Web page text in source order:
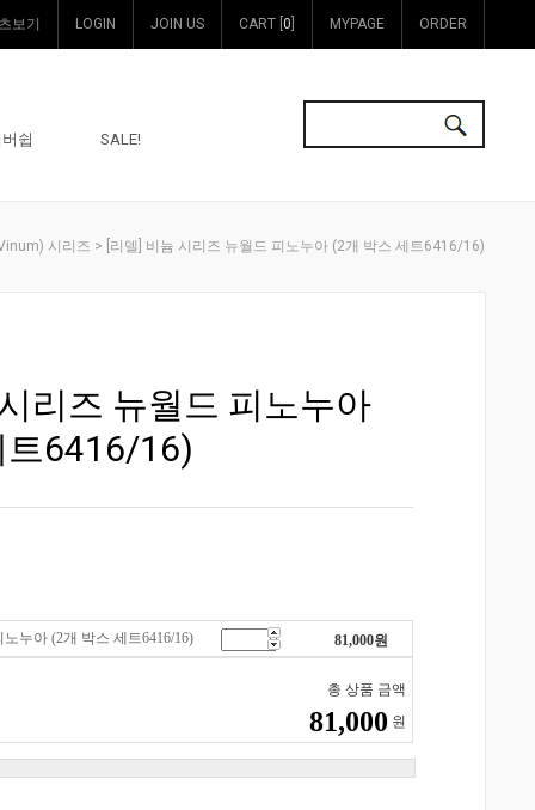
보기 LOGIN JOIN US CART [ 0 MYPAGE ORDER
쉽 SALE!
시리즈 > [리델] 비늄 시리즈 뉴월드 피노누아 (2개 박스 세트6416/16)
리즈 뉴월드 피노누아
트6416/16)
누아 (2개 박스 세트6416/16) 81,000원
총 상품 금액
81,000 원